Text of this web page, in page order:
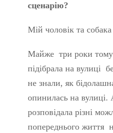
сценарію?
Мій чоловік та собака
Майже три роки
підібрала на вулиці
не знали, як
опинилась на вулиці.
розповідала різні
попереднього життя